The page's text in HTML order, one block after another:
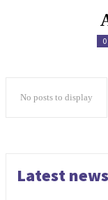
No posts to display
Latest news